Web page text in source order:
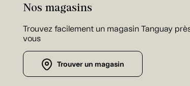
Nos magasins
Trouvez facilement un magasin Tanguay
vous
Trouver un magasin